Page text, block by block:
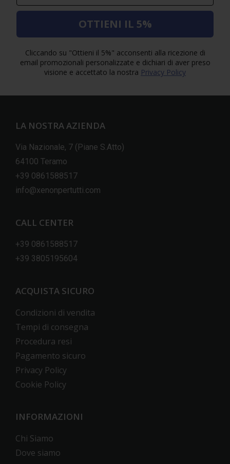
OTTIENI IL 5%
Cliccando su "Ottieni il 5%" acconsenti alla ricezione di
email promozionali personalizzate e dichiari di aver preso
visione e accettato la nostra Privacy Policy
LA NOSTRA AZIENDA
Via Nazionale, 7 (Piane S.Atto)
64100 Teramo
+39 0861588517
info@xenonpertutti.com
CALL CENTER
+39 0861588517
+39 3805195604
ACQUISTA SICURO
Condizioni di vendita
Tempi di consegna
Procedura resi
Pagamento sicuro
Privacy Policy
Cookie Policy
INFORMAZIONI
Chi Siamo
Dove siamo